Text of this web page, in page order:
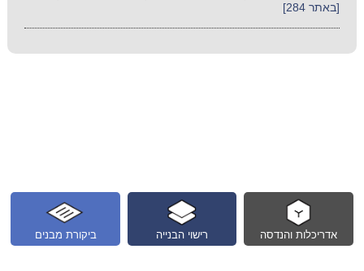
[באתר 284]
ביקורת מבנים רישוי הבנייה אדריכלות והנדסה